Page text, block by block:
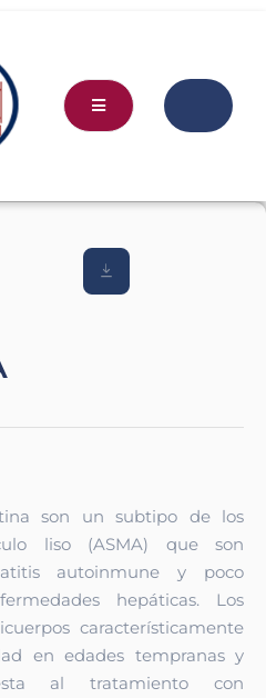
son un subtipo de los
liso (ASMA) que son
autoinmune y poco
hepáticas. Los
característicamente
en edades tempranas y
al tratamiento con